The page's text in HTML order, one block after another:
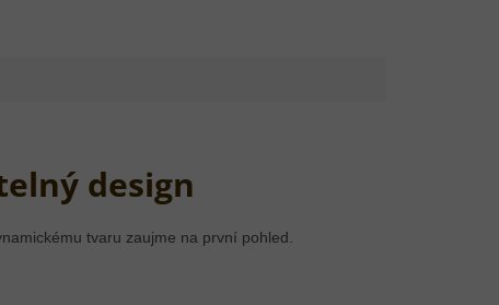
design
tvaru zaujme na první pohled.